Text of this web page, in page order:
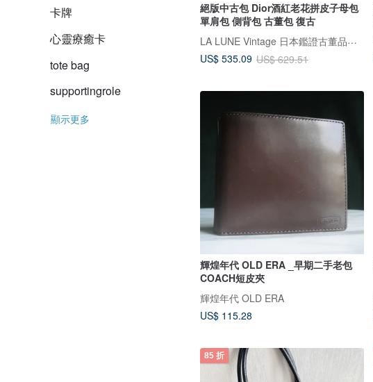
卡牌
心靈療癒卡
tote bag
supportingrole
顯示更多
絕版中古包 Dior酒紅老花拼皮子母包
單肩包 側背包 古董包 復古
LA LUNE Vintage 日本鑑證古董品選物店
US$ 535.09 US$ 629.51
輝煌年代 OLD ERA _早期二手老包
COACH短皮夾
輝煌年代 OLD ERA
US$ 115.28
85 折